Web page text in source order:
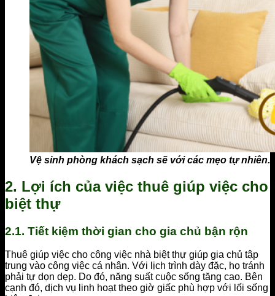
Vệ sinh phòng khách sạch sẽ với các mẹo tự nhiên.
2. Lợi ích của việc thuê giúp việc cho
biệt thự
2.1. Tiết kiệm thời gian cho gia chủ bận rộn
Thuê giúp việc cho công việc nhà biệt thự giúp gia chủ tập
trung vào công việc cá nhân. Với lịch trình dày đặc, họ tránh
phải tự dọn dẹp. Do đó, năng suất cuộc sống tăng cao. Bên
cạnh đó, dịch vụ linh hoạt theo giờ giấc phù hợp với lối sống